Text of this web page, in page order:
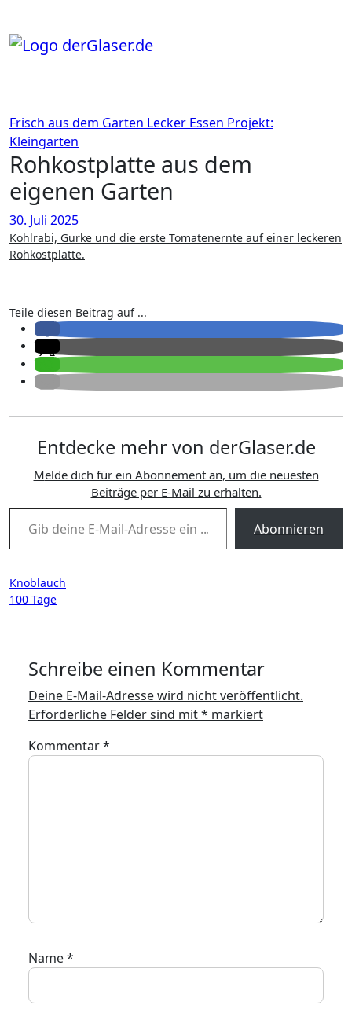
springen
Frisch aus dem Garten Lecker Essen Projekt:
Kleingarten
Rohkostplatte aus dem
eigenen Garten
30. Juli 2025
Kohlrabi, Gurke und die erste Tomatenernte auf einer leckeren
Rohkostplatte.
Teile diesen Beitrag auf ...
Entdecke mehr von derGlaser.de
Melde dich für ein Abonnement an, um die neuesten
Beiträge per E-Mail zu erhalten.
Gib deine E-Mail-Adresse ein ...
Abonnieren
Beitragsnavigation
Knoblauch
100 Tage
Schreibe einen Kommentar
Deine E-Mail-Adresse wird nicht veröffentlicht.
Erforderliche Felder sind mit* markiert
Kommentar*
Name*